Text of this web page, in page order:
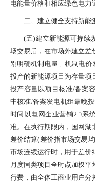
电能量价格和相应绿色电力
二、建立健全支持新能
(五)建立新能源可持续发
场交易后，在市场外建立差
别明确机制电量、机制电价
投产的新能源项目为存量项
投产容量以项目核准/备案
中核准/备案发电机组最晚
时间以电网企业营销2.0系
准。在执行期限内，国网湖
差价结算(差价指市场交易
市场连续运行时，用于差价
月度同类项目全时点加权
行费，由全体工商业用户分